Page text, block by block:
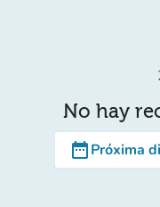
No hay
date_rangePróxima